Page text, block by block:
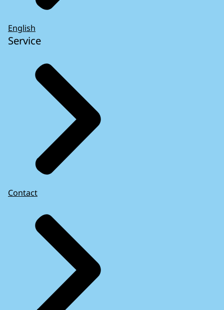
English
Service
Contact